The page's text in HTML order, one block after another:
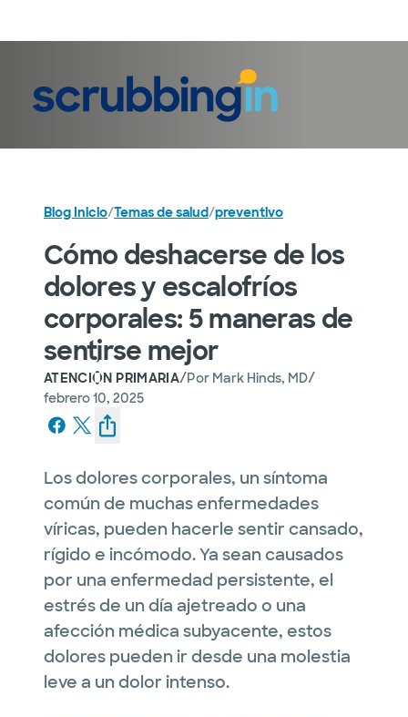
Blog Inicio/Temas de salud/preventivo
Cómo deshacerse de los
dolores y escalofríos
corporales: 5 maneras de
sentirse mejor
ATENCIÓN PRIMARIA/Por Mark Hinds, MD/
febrero 10, 2025
Los dolores corporales, un síntoma
común de muchas enfermedades
víricas, pueden hacerle sentir cansado,
rígido e incómodo. Ya sean causados
por una enfermedad persistente, el
estrés de un día ajetreado o una
afección médica subyacente, estos
dolores pueden ir desde una molestia
leve a un dolor intenso.